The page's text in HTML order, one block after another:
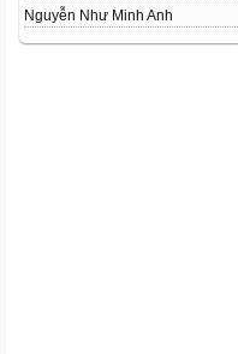
Nguyễn Như Minh Anh